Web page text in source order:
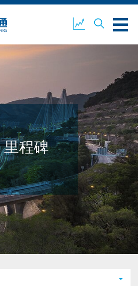
公司新聞
國泰海通證券 聯絡我們
客戶登入
里程碑